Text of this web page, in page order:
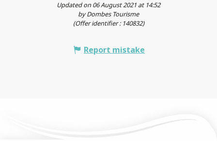
Updated on 06 August 2021 at 14:52
by Dombes Tourisme
(Offer identifier : 140832)
Report mistake